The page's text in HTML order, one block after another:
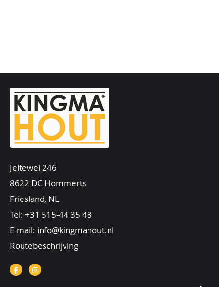
Jeltewei 246
8622 DC Hommerts
Friesland, NL
Tel: +31 515-44 35 48
E-mail: info@kingmahout.nl
Routebeschrijving